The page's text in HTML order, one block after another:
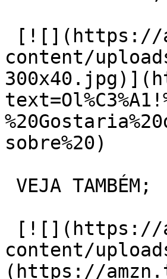
content/
sobre%20)
content/
(https://